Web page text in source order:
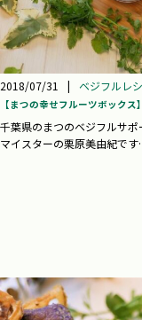
2018/07/31 | ベジフルレ
【まつの幸せフルーツボック
千葉県のまつのベジフルサ
マイスターの栗原美由紀で